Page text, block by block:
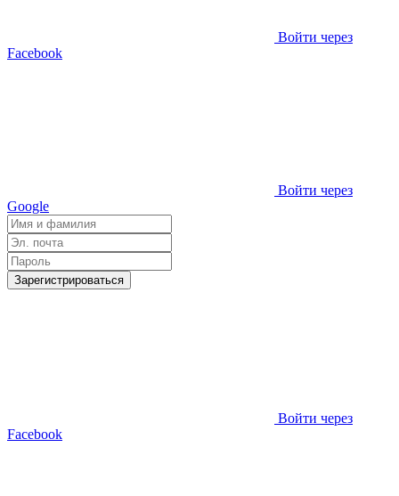
Войти через
Facebook
Войти через
Google
Зарегистрироваться
Войти через
Facebook